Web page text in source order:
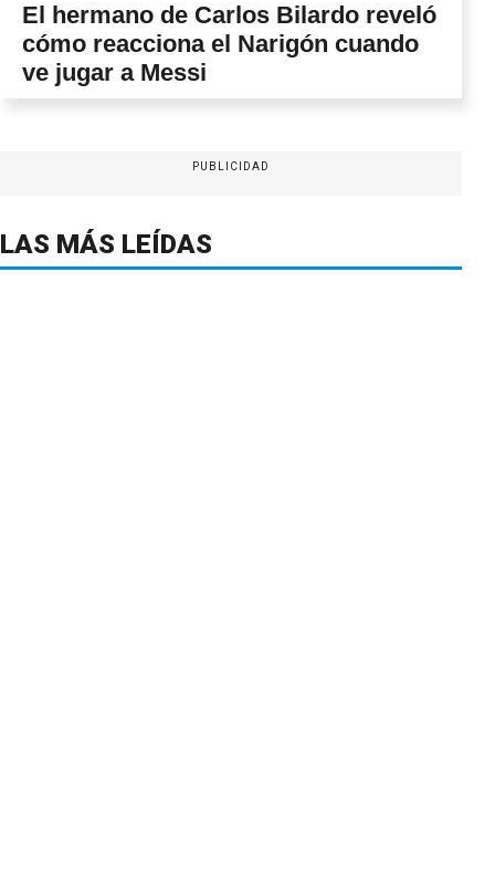
El hermano de Carlos Bilardo reveló
cómo reacciona el Narigón cuando
ve jugar a Messi
PUBLICIDAD
LAS MÁS LEÍDAS